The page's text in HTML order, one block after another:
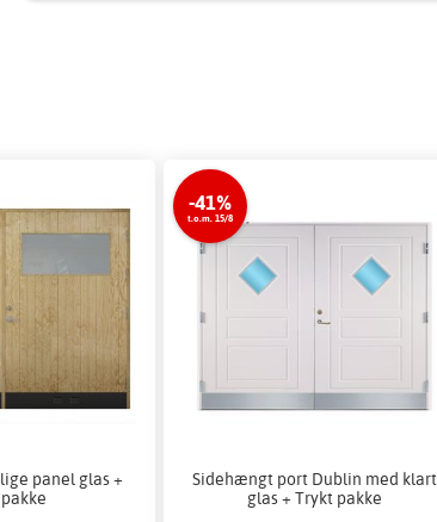
panel glas +
-41%
t.o.m. 15/8
Sidehængt port Dublin med klart
glas + Trykt pakke